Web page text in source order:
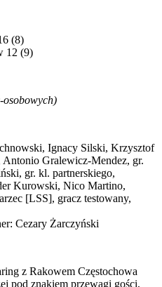
(8)
12 (9)
osobowych)
Ignacy Silski, Krzysztof
Gralewicz-Mendez, gr.
gr. kl. partnerskiego,
Kurowski, Nico Martino,
[LSS], gracz testowany,
Cezary Żarczyński
z Rakowem Częstochowa
pod znakiem przewagi gości,